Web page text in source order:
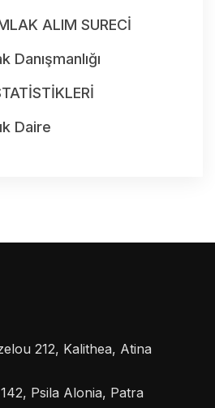
ALIM SURECİ
Danışmanlığı
Daire
212, Kalithea, Atina
Psila Alonia, Patra